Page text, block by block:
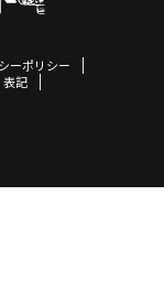
ーポリシー
表記